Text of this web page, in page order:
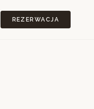
REZERWACJA